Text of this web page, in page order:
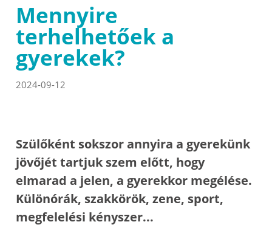
Mennyire
terhelhetőek a
gyerekek?
2024-09-12
Szülőként sokszor annyira a gyerekünk
jövőjét tartjuk szem előtt, hogy
elmarad a jelen, a gyerekkor megélése.
Különórák, szakkörök, zene, sport,
megfelelési kényszer...